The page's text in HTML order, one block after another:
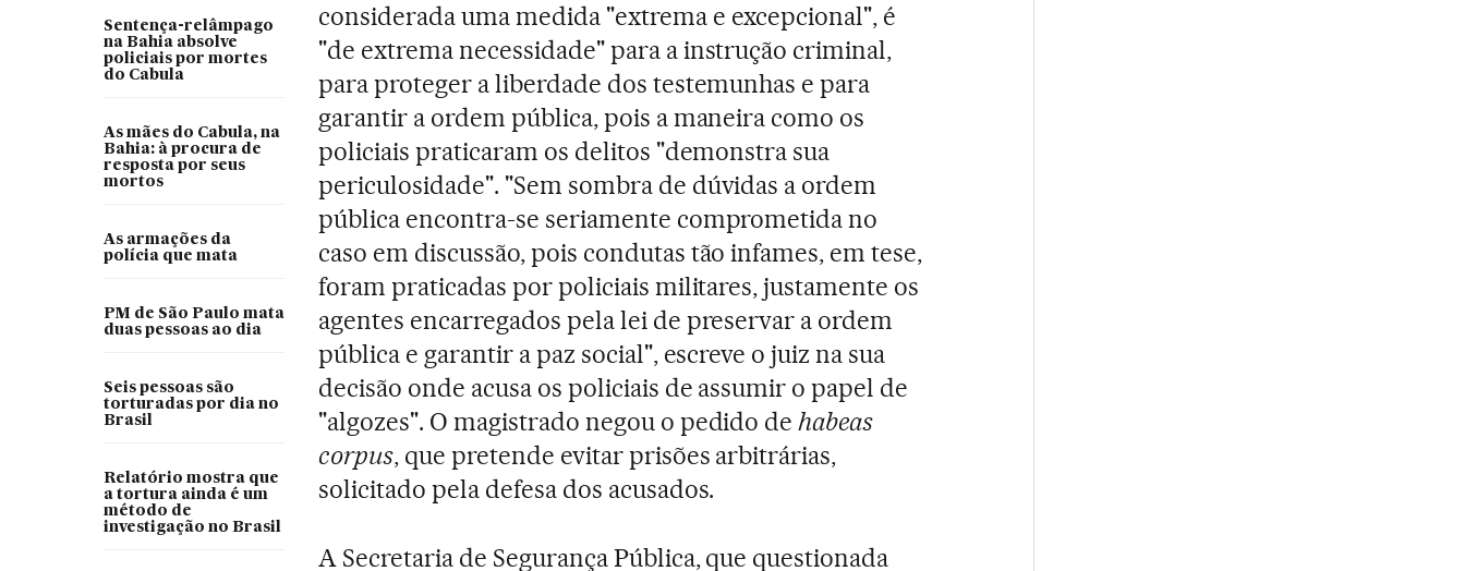
Sentença-relâmpago
na Bahia absolve
policiais por mortes
do Cabula
As mães do Cabula, na
Bahia: à procura de
resposta por seus
mortos
As armações da
polícia que mata
PM de São Paulo mata
duas pessoas ao dia
Seis pessoas são
torturadas por dia no
Brasil
Relatório mostra que
a tortura ainda é um
método de
investigação no Brasil
considerada uma medida "extrema e excepcional", é
"de extrema necessidade" para a instrução criminal,
para proteger a liberdade dos testemunhas e para
garantir a ordem pública, pois a maneira como os
policiais praticaram os delitos "demonstra sua
periculosidade". "Sem sombra de dúvidas a ordem
pública encontra-se seriamente comprometida no
caso em discussão, pois condutas tão infames, em tese,
foram praticadas por policiais militares, justamente os
agentes encarregados pela lei de preservar a ordem
pública e garantir a paz social", escreve o juiz na sua
decisão onde acusa os policiais de assumir o papel de
"algozes". O magistrado negou o pedido dehabeas
corpus, que pretende evitar prisões arbitrárias,
solicitado pela defesa dos acusados.
A Secretaria de Segurança Pública, que questionada